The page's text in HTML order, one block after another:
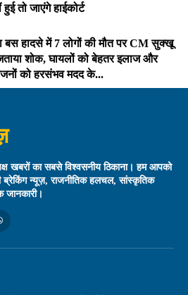
हुई तो जाएंगे हाईकोर्ट
बस हादसे में 7 लोगों की मौत पर CM सुक्खू
शोक, घायलों को बेहतर इलाज और
को हरसंभव मदद के...
खबरों का सबसे विश्वसनीय ठिकाना। हम आपको
न्यूज़, राजनीतिक हलचल, सांस्कृतिक
जानकारी।